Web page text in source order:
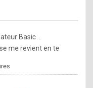
Basic ...
me revient en te